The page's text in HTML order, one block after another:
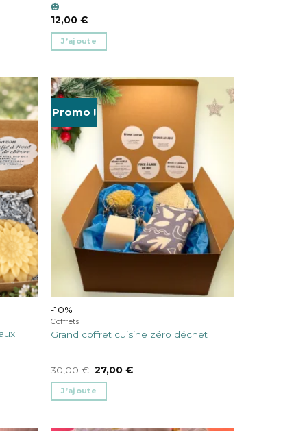
🎃
12,00€
J’ajoute
Promo !
-10%
Coffrets
Grand coffret cuisine zéro déchet
30,00€ Le
prix
initial
était :
30,00 €.
27,00€Le
J’ajoute